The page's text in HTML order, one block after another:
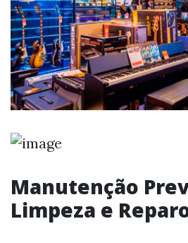
Manutenção
Limpeza e